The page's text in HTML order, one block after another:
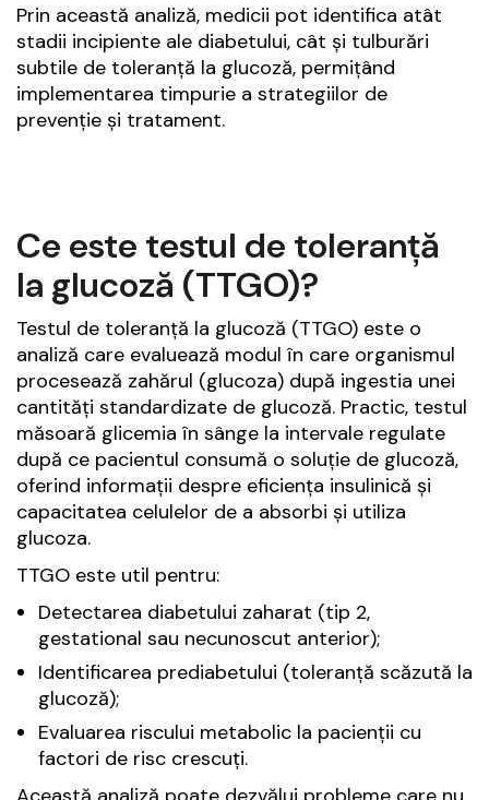
Prin această analiză, medicii pot identifica atât
stadii incipiente ale diabetului, cât și tulburări
subtile de toleranță la glucoză, permițând
implementarea timpurie a strategiilor de
prevenție și tratament.
Ce este testul de toleranță
la glucoză (TTGO)?
Testul de toleranță la glucoză (TTGO) este o
analiză care evaluează modul în care organismul
procesează zahărul (glucoza) după ingestia unei
cantități standardizate de glucoză. Practic, testul
măsoară glicemia în sânge la intervale regulate
după ce pacientul consumă o soluție de glucoză,
oferind informații despre eficiența insulinică și
capacitatea celulelor de a absorbi și utiliza
glucoza.
TTGO este util pentru:
Detectarea diabetului zaharat (tip 2,
gestational sau necunoscut anterior);
Identificarea prediabetului (toleranță scăzută la
glucoză);
Evaluarea riscului metabolic la pacienții cu
factori de risc crescuți.